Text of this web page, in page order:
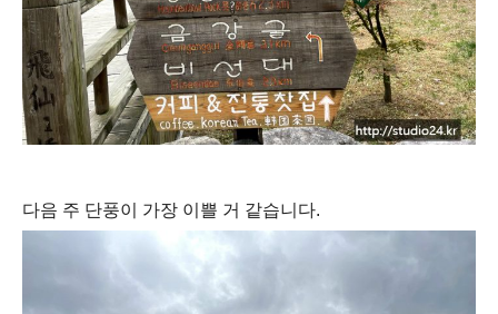
다음 주 단풍이 가장 이쁠 거 같습니다.